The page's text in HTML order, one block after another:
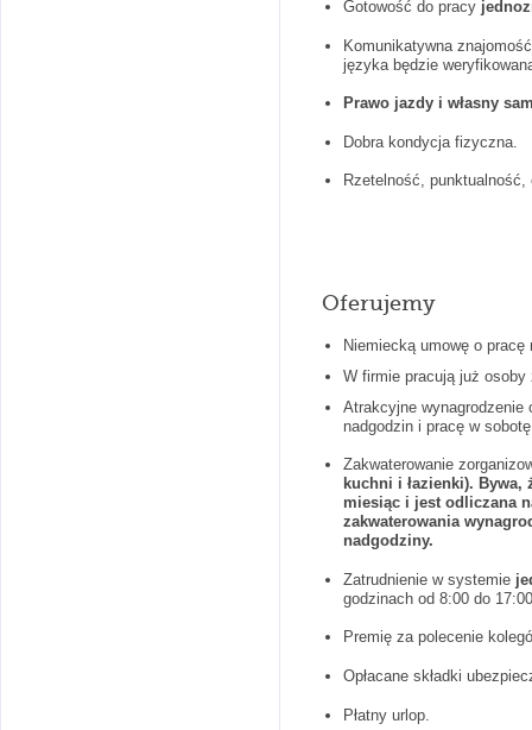
Gotowość do pracy
Komunikatywna
języka będzie
Prawo jazdy i własny
Dobra kondycja fizyczna.
Rzetelność, punktualność,
Oferujemy
Niemiecką umowę o
W firmie pracują już
Atrakcyjne wynagrodzenie
nadgodzin i pracę w
Zakwaterowanie
kuchni i łazienki). Bywa,
miesiąc i jest odliczana
zakwaterowania
nadgodziny.
Zatrudnienie w systemie
godzinach od 8:00 do
Premię za polecenie
Opłacane składki
Płatny urlop.